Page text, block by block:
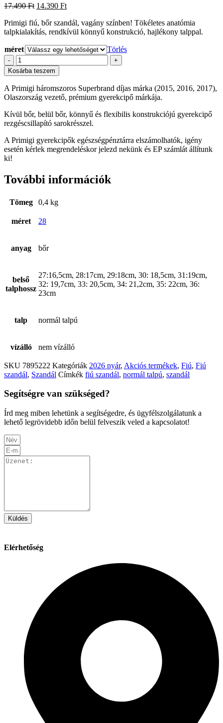
17.490Ft Original
was:
17.490 Ft.
14.390 FtCurrent
is:
14.390 Ft.
Primigi fiú, bőr szandál, vagány színben! Tökéletes anatómia
talpkialakítás, rendkívül könnyű konstrukció, hajlékony talppal.
méret Törlés
-
Primigi
fiú
bőr
szandál,
29-
mennyiség
+
Kosárba teszem
A Primigi háromszoros Superbrand díjas márka (2015, 2016, 2017),
Olaszország vezető, prémium gyerekcipő márkája.
Kívül bőr, belül bőr, könnyű és flexibilis konstrukciójú gyerekcipő
rezgéscsillapító sarokrésszel.
A Primigi gyerekcipők egészségpénztárra elszámolhatók, igény
esetén kérlek megrendeléskor jelezd nekünk és EP számlát állítunk
ki!
További információk
Tömeg 0,4 kg
méret 28
anyag bőr
belső
talphossz
27:16,5cm, 28:17cm, 29:18cm, 30: 18,5cm, 31:19cm,
32: 19,7cm, 33: 20,5cm, 34: 21,2cm, 35: 22cm, 36:
23cm
talp normál talpú
vízálló nem vízálló
SKU 7895222 Kategóriák 2026 nyár, Akciós termékek, Fiú, Fiú
szandál, Szandál Címkék fiú szandál, normál talpú, szandál
Segítségre van szükséged?
Írd meg miben lehetünk a segítségedre, és ügyfélszolgálatunk a
lehető legrövidebb időn belül felveszik veled a kapcsolatot!
Küldés
Elérhetőség